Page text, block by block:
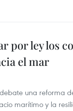
por ley los
el mar
una reforma
marítimo y la